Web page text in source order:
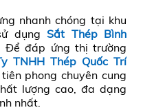
nhanh chóng tại khu
dụngSắt Thép Bình
Để đáp ứng thị trường
TNHH Thép Quốc Trí
phong chuyên cung
lượng cao, đa dạng
nhất.